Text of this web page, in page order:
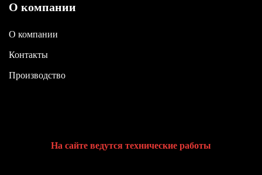
О компании
О компании
Контакты
Производство
На сайте ведутся технические работы